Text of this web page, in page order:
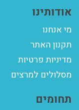
אודותינו
מי אנחנו
תקנון האתר
מדיניות פרטיות
מסלולים למרצים
תחומים